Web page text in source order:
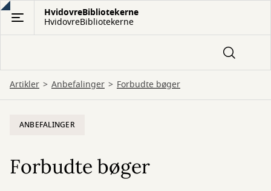
Gå
hovedindhold
HvidovreBibliotekerne
HvidovreBibliotekerne
Artikler Anbefalinger Forbudte bøger
ANBEFALINGER
Forbudte bøger